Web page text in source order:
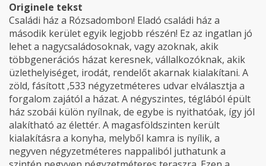
Originele tekst
Családi ház a Rózsadombon! Eladó családi ház a
második kerület egyik legjobb részén! Ez az ingatlan jó
lehet a nagycsaládosoknak, vagy azoknak, akik
többgenerációs házat keresnek, vállalkozóknak, akik
üzlethelyiséget, irodát, rendelőt akarnak kialakítani. A
zöld, fásított ,533 négyzetméteres udvar elválasztja a
forgalom zajától a házat. A négyszintes, téglából épült
ház szobái külön nyílnak, de egybe is nyithatóak, így jól
alakítható az élettér. A magasföldszinten került
kialakításra a konyha, melyből kamra is nyílik, a
negyven négyzetméteres nappaliból juthatunk a